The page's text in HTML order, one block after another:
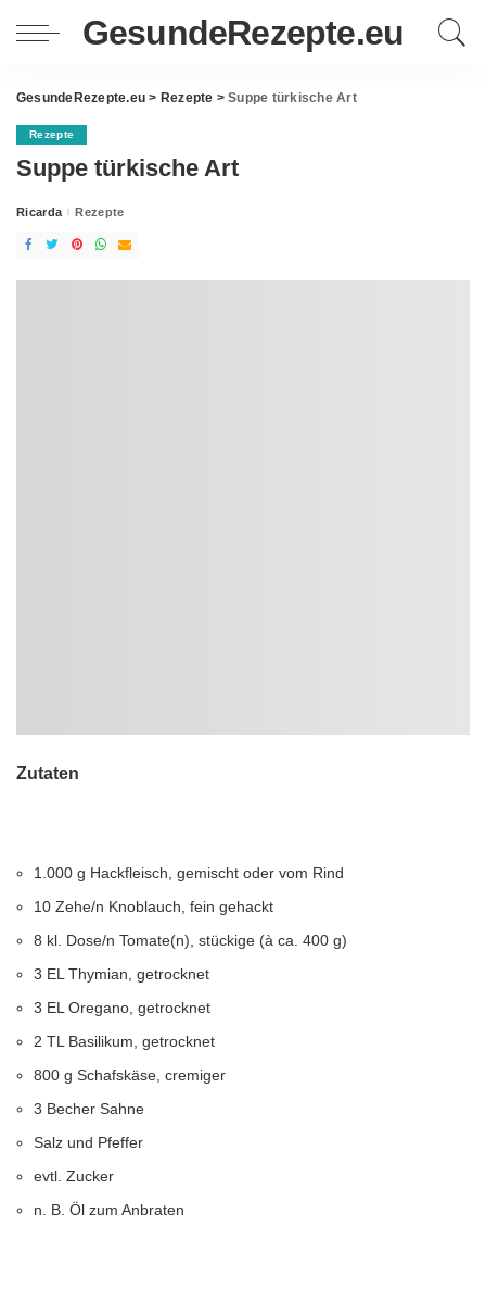
GesundeRezepte.eu
GesundeRezepte.eu > Rezepte >Suppe türkische Art
Rezepte
Suppe türkische Art
Posted
Ricarda Rezepte
Zutaten
1.000 g Hackfleisch, gemischt oder vom Rind
10 Zehe/n Knoblauch, fein gehackt
8 kl. Dose/n Tomate(n), stückige (à ca. 400 g)
3 EL Thymian, getrocknet
3 EL Oregano, getrocknet
2 TL Basilikum, getrocknet
800 g Schafskäse, cremiger
3 Becher Sahne
Salz und Pfeffer
evtl. Zucker
n. B. Öl zum Anbraten